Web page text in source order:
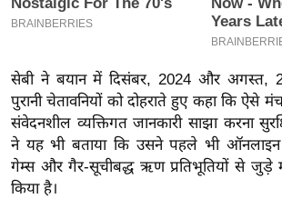
र
ल
बे
मि
सा
सेबी ने बयान में दिसंबर, 2024 और अगस्त,
पुरानी चेतावनियों को दोहराते हुए कहा कि ऐसे
संवेदनशील व्यक्तिगत जानकारी साझा करना
ने यह भी बताया कि उसने पहले भी ऑनलाइन
गेम्स और गैर-सूचीबद्ध ऋण प्रतिभूतियों से
किया है।